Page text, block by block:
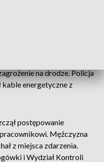
na drodze. Policja
energetyczne z
postępowanie
Mężczyzna
z miejsca zdarzenia.
i Wydział Kontroli